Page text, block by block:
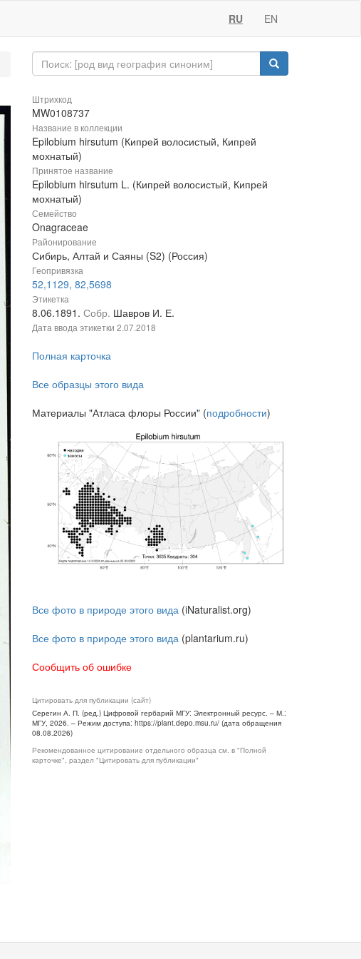
RU EN
Штрихкод
MW0108737
Название в коллекции
Epilobium hirsutum (Кипрей волосистый, Кипрей
мохнатый)
Принятое название
Epilobium hirsutum L. (Кипрей волосистый, Кипрей
мохнатый)
Семейство
Onagraceae
Районирование
Сибирь, Алтай и Саяны (S2) (Россия)
Геопривязка
52,1129, 82,5698
Этикетка
8.06.1891. Собр. Шавров И. Е.
Дата ввода этикетки 2.07.2018
Полная карточка
Все образцы этого вида
Материалы "Атласа флоры России" (подробности)
Все фото в природе этого вида (iNaturalist.org)
Все фото в природе этого вида (plantarium.ru)
Сообщить об ошибке
Цитировать для публикации (сайт)
Серегин А. П. (ред.) Цифровой гербарий МГУ: Электронный ресурс. – М.:
МГУ, 2026. – Режим доступа: https://plant.depo.msu.ru/ (дата обращения
08.08.2026)
Рекомендованное цитирование отдельного образца см. в "Полной
карточке", раздел "Цитировать для публикации"